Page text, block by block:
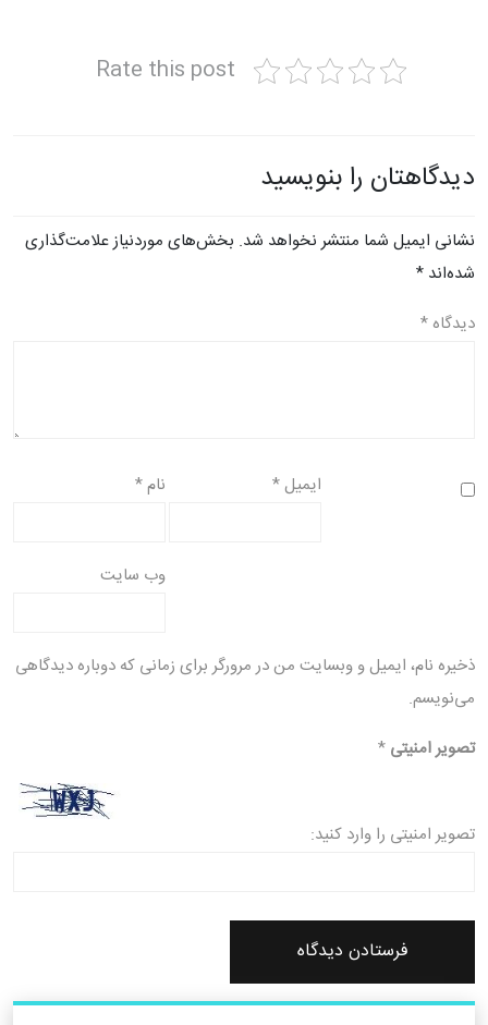
Rate this post
دیدگاهتان را بنویسید
نشانی ایمیل شما منتشر نخواهد شد. بخش‌های موردنیاز علامت‌گذاری
شده‌اند *
دیدگاه *
نام* ایمیل*
وب‌ سایت
ذخیره نام، ایمیل و وبسایت من در مرورگر برای زمانی که دوباره دیدگاهی
می‌نویسم.
تصویر امنیتی *
تصویر امنیتی را وارد کنید: